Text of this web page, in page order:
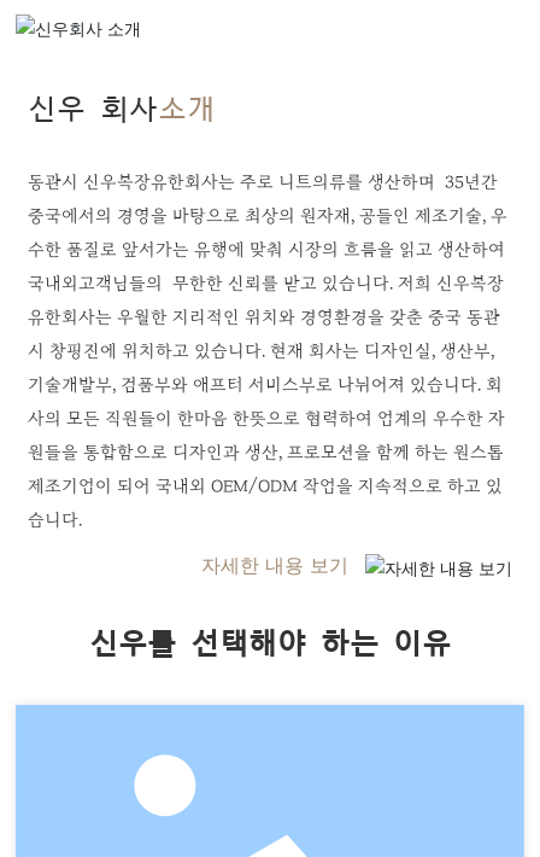
신우 회사소개
동관시 신우복장유한회사는 주로 니트의류를 생산하며 35년간
중국에서의 경영을 바탕으로 최상의 원자재, 공들인 제조기술, 우
수한 품질로 앞서가는 유행에 맞춰 시장의 흐름을 읽고 생산하여
국내외고객님들의 무한한 신뢰를 받고 있습니다. 저희 신우복장
유한회사는 우월한 지리적인 위치와 경영환경을 갖춘 중국 동관
시 창핑진에 위치하고 있습니다. 현재 회사는 디자인실, 생산부,
기술개발부, 검품부와 애프터 서비스부로 나뉘어져 있습니다. 회
사의 모든 직원들이 한마음 한뜻으로 협력하여 업계의 우수한 자
원들을 통합함으로 디자인과 생산, 프로모션을 함께 하는 원스톱
제조기업이 되어 국내외 OEM/ODM 작업을 지속적으로 하고 있
습니다.
자세한 내용 보기
신우를 선택해야 하는 이유